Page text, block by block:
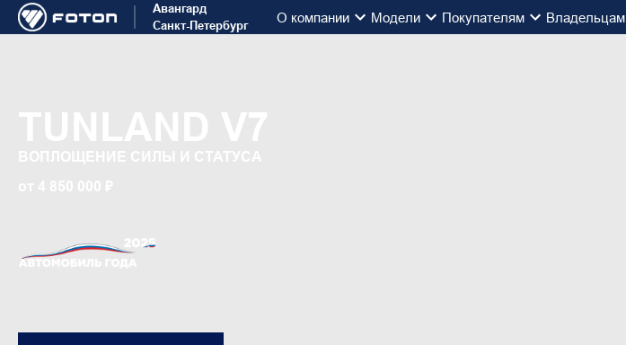
Авангард
Санкт-Петербург
О компании Модели Покупателям Владельцам